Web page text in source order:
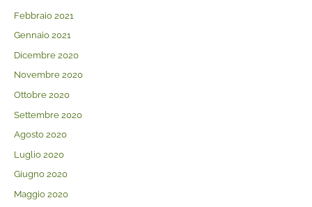
Febbraio 2021
Gennaio 2021
Dicembre 2020
Novembre 2020
Ottobre 2020
Settembre 2020
Agosto 2020
Luglio 2020
Giugno 2020
Maggio 2020